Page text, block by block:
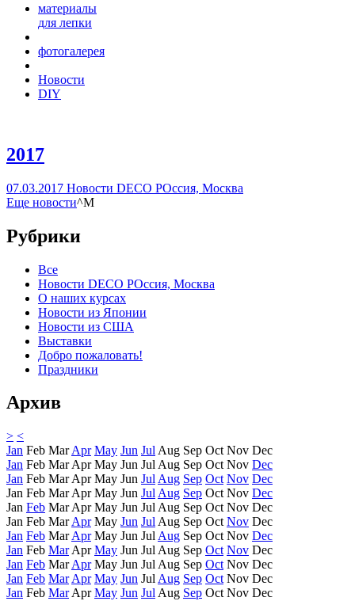
материалы
для лепки
фотогалерея
Новости
DIY
2017
07.03.2017 Новости DECO РОссия, Москва
Еще новости^M
Рубрики
Все
Новости DECO РОссия, Москва
О наших курсах
Новости из Японии
Новости из США
Выставки
Добро пожаловать!
Праздники
Архив
> <
Jan Feb Mar Apr May Jun Jul Aug Sep Oct Nov Dec
Jan Feb Mar Apr May Jun Jul Aug Sep Oct Nov Dec
Jan Feb Mar Apr May Jun Jul Aug Sep Oct Nov Dec
Jan Feb Mar Apr May Jun Jul Aug Sep Oct Nov Dec
Jan Feb Mar Apr May Jun Jul Aug Sep Oct Nov Dec
Jan Feb Mar Apr May Jun Jul Aug Sep Oct Nov Dec
Jan Feb Mar Apr May Jun Jul Aug Sep Oct Nov Dec
Jan Feb Mar Apr May Jun Jul Aug Sep Oct Nov Dec
Jan Feb Mar Apr May Jun Jul Aug Sep Oct Nov Dec
Jan Feb Mar Apr May Jun Jul Aug Sep Oct Nov Dec
Jan Feb Mar Apr May Jun Jul Aug Sep Oct Nov Dec